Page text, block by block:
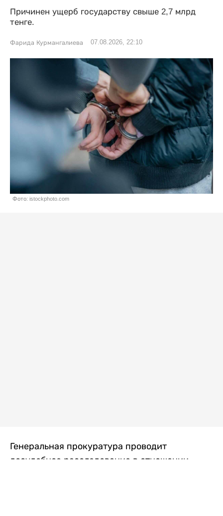
Причинен ущерб государству свыше 2,7 млрд
тенге.
Фарида Курмангалиева 07.08.2026, 22:10
Фото: istockphoto.com
Генеральная прокуратура проводит
досудебное расследование в отношении